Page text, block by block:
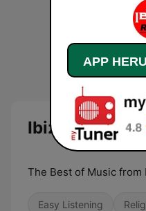
Ibiza Radios -
The Best of Music from
Easy Listening
APP